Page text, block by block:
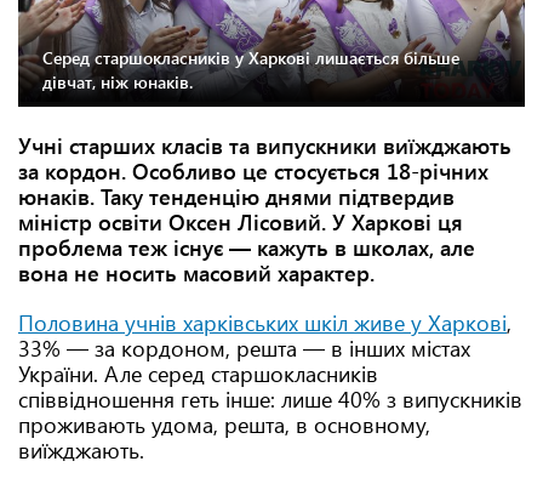
Серед старшокласників у Харкові лишається більше
дівчат, ніж юнаків.
Учні старших класів та випускники виїжджають
за кордон. Особливо це стосується 18-річних
юнаків. Таку тенденцію днями підтвердив
міністр освіти Оксен Лісовий. У Харкові ця
проблема теж існує — кажуть в школах, але
вона не носить масовий характер.
Половина учнів харківських шкіл живе у Харкові,
33% — за кордоном, решта — в інших містах
України. Але серед старшокласників
співвідношення геть інше: лише 40% з випускників
проживають удома, решта, в основному,
виїжджають.